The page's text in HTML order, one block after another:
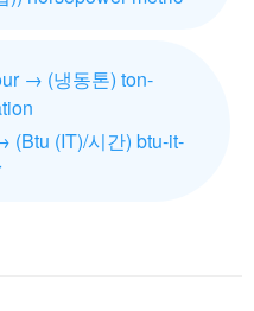
→ (냉동톤) ton-
(Btu (IT)/시간) btu-it-